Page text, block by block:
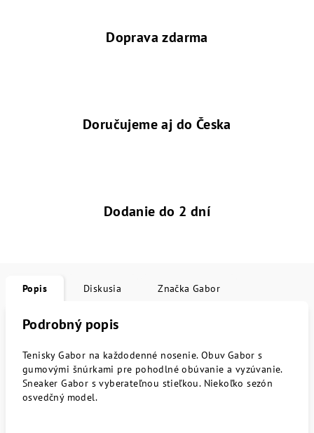
Doprava zdarma
Doručujeme aj do Česka
Dodanie do 2 dní
Popis Diskusia Značka Gabor
Podrobný popis
Tenisky Gabor na každodenné nosenie. Obuv Gabor s
gumovými šnúrkami pre pohodlné obúvanie a vyzúvanie.
Sneaker Gabor s vyberateľnou stieľkou. Niekoľko sezón
osvedčný model.